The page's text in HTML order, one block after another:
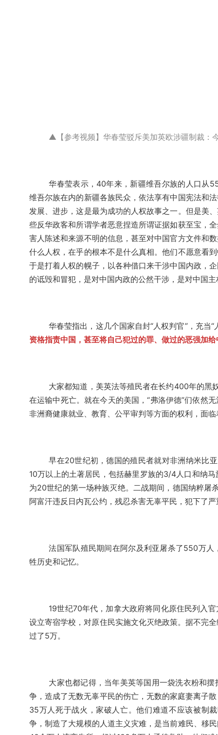
▲ 【参考视频】华春莹驳斥美加英欧涉疆制裁
华春莹表示，40年来，新疆维吾尔族的人口从
维吾尔族在内的新疆各族民众，依法享有中国宪法和
发展、进步，这是最为成功的人权故事之一。但是美
些反华政客和所谓学者恶意捏造所谓证据如获至宝，
害人陈述和来源不明的信息，甚至对中国官方文件和
什么人权，在乎的根本不是什么真相。他们不愿意看
于是打着人权的幌子，以各种借口来干涉中国内政，
的诋毁和冒犯，是对中国内政的公然干涉，是对中国
华春莹指出，这几个国家自封“人权判官”，充当
资格指责中国，甚至将自己犯过的罪、做过的恶强加
大家都知道，美英法等殖民者在长约400年的黑
在运输中死亡。就在今天的美国，“弗洛伊德”们依然
非洲裔健康就业、教育、公平审判等方面的权利，面
早在20世纪初，德国的殖民者就对非洲纳米比
10万以上的土著居民，包括赫里罗族的3/4人口和纳
为20世纪的第一场种族灭绝。二战期间，德国纳粹
阿富汗违反日内瓦公约，残忍杀害无辜平民，犯下了
法国军队殖民期间在阿尔及利亚屠杀了550万
牲历史和记忆。
19世纪70年代，加拿大政府将同化原住民列入
设立寄宿学校，对原住民实施文化灭绝政策。据不完
过了5万。
大家也都记得，当年美英等国用一袋洗衣粉和
争，造成了无数无辜平民的伤亡，无数的家庭妻离子
35万人死于战火，家破人亡。他们难道不应该被制
争，制造了大规模的人道主义灾难，是当前难民、移